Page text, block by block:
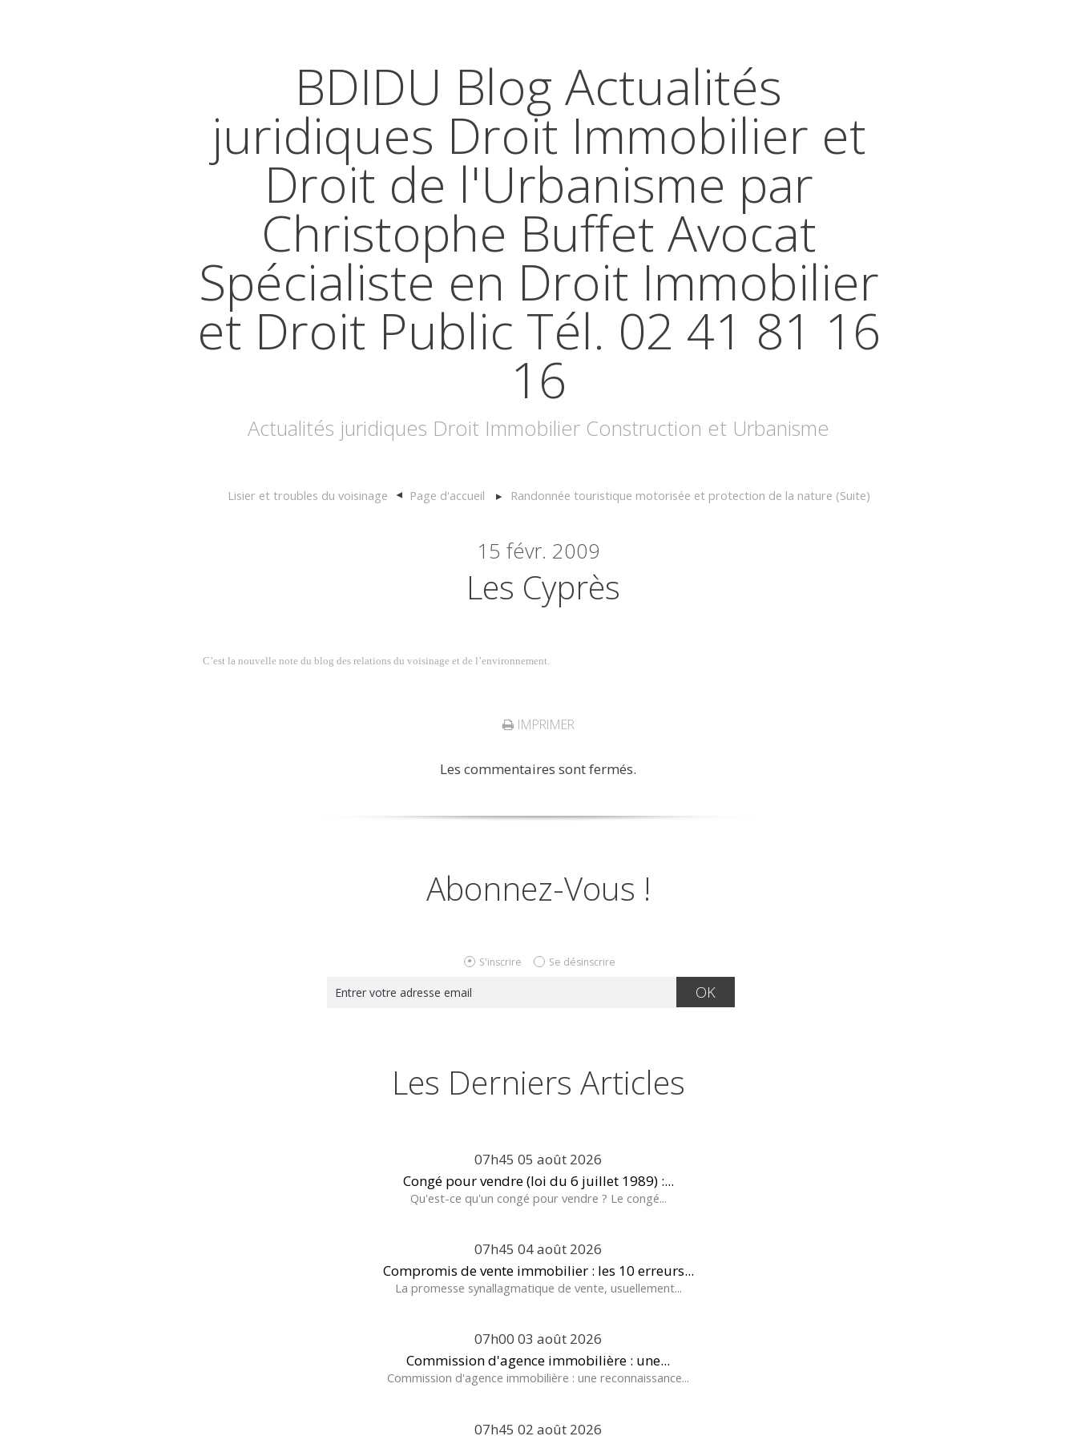
BDIDU Blog Actualités
juridiques Droit Immobilier et
Droit de l'Urbanisme par
Christophe Buffet Avocat
Spécialiste en Droit Immobilier
et Droit Public Tél. 02 41 81 16
16
Actualités juridiques Droit Immobilier Construction et Urbanisme
Lisier et troubles du voisinage Page d'accueil Randonnée touristique motorisée et protection de la nature (Suite)
15 févr. 2009
Les Cyprès
C’est la nouvelle note du blog des relations du voisinage et de l’environnement.
IMPRIMER
Les commentaires sont fermés.
Abonnez-Vous !
S'inscrire Se désinscrire
Les Derniers Articles
07h45 05 août 2026
Congé pour vendre (loi du 6 juillet 1989) :...
Qu'est-ce qu'un congé pour vendre ? Le congé...
07h45 04août 2026
Compromis de vente immobilier : les 10 erreurs...
La promesse synallagmatique de vente, usuellement...
07h00 03 août 2026
Commission d'agence immobilière : une...
Commission d'agence immobilière : une reconnaissance...
07h45 02 août 2026